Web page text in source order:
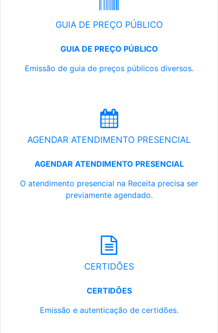
GUIA DE PREÇO PÚBLICO
GUIA DE PREÇO PÚBLICO
Emissão de guia de preços públicos diversos.
AGENDAR ATENDIMENTO PRESENCIAL
AGENDAR ATENDIMENTO PRESENCIAL
O atendimento presencial na Receita precisa ser
previamente agendado.
CERTIDÕES
CERTIDÕES
Emissão e autenticação de certidões.